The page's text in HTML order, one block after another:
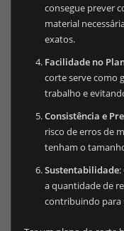
consegue prever
material
exatos.
Facilidade no
corte serve como
trabalho e
Consistência e
risco de erros de
tenham o
Sustentabilidade
a quantidade de
contribuindo para